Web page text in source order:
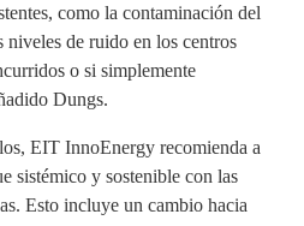
como la contaminación del
niveles de ruido en los centros
o si simplemente
Dungs.
EIT InnoEnergy recomienda a
sistémico y sostenible con las
Esto incluye un cambio hacia